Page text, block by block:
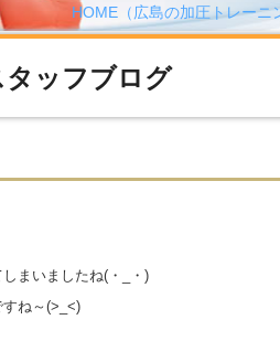
HOME（広島の加圧トレーニ
ッフブログ
まいましたね(・_・)
ね～(>_<)